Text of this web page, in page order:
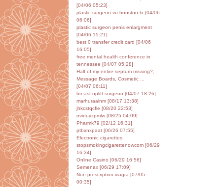
[04/06 05:23]
plastic surgeon vu houston tx [04/06
06:06]
plastic surgeon penis enlargment
[04/06 15:21]
best 0 transfer credit card [04/06
16:05]
free mental health conference in
tennessee [04/07 05:28]
Half of my entire septum missing?,
Message Boards, Cosmetic ...
[04/07 06:11]
breast uplift surgeon [04/07 18:26]
marhuraalnm [08/17 13:38]
jhkcstqcfle [08/20 22:53]
oviduyzpmlw [08/25 04:09]
Pharmk79 [02/12 16:31]
ptbxnxpaat [06/26 07:55]
Electronic cigarettes
stopsmokingcigarettenowcom [06/29
16:34]
Online Casino [06/29 16:56]
Semenax [06/29 17:09]
Non prescription viagra [07/05
00:35]